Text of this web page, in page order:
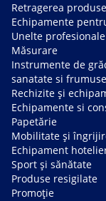
Retragerea
Echipamente
Unelte profesionale
Măsurare
Instrumente de
sanatate si
Rechizite și
Echipamente si
Papetărie
Mobilitate și
Echipament
Sport și sănătate
Produse resigilate
Promoție